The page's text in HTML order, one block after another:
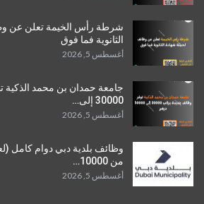
شرطة رأس الخيمة تعلن عن
الثانوية فما فوق
أغسطس 5, 2026
جامعة حمدان بن محمد الذكية
30000 إلى…
أغسطس 5, 2026
وظائف بلدية دبي دوام كامل
من 10000…
أغسطس 5, 2026